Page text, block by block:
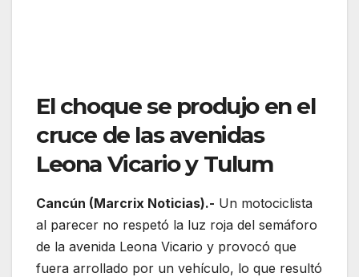
El choque se produjo en el
cruce de las avenidas
Leona Vicario y Tulum
Cancún (Marcrix Noticias).- Un motociclista
al parecer no respetó la luz roja del semáforo
de la avenida Leona Vicario y provocó que
fuera arrollado por un vehículo, lo que resultó